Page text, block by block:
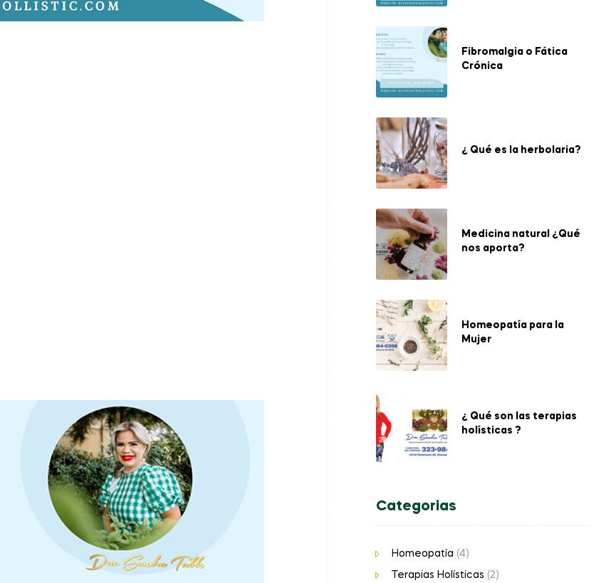
Fibromalgia o Fática
Crónica
¿ Qué es la herbolaria?
Medicina natural ¿Qué
nos aporta?
Homeopatía para la
Mujer
¿ Qué son las terapias
holísticas ?
Categorias
Homeopatía (4)
Terapias Holísticas (2)